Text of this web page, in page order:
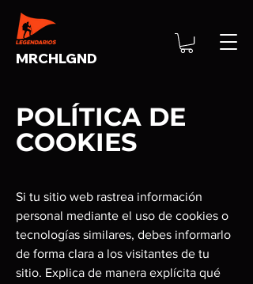
MRCHLGND
POLÍTICA DE
COOKIES
Si tu sitio web rastrea información
personal mediante el uso de cookies o
tecnologías similares, debes informarlo
de forma clara a los visitantes de tu
sitio. Explica de manera explícita qué